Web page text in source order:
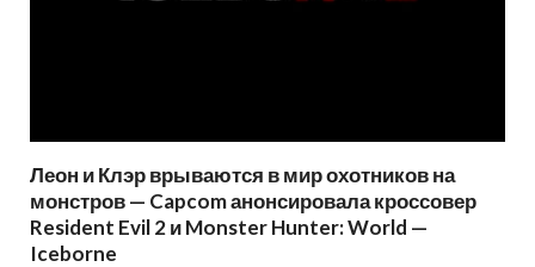
Леон и Клэр врываются в мир охотников на
монстров — Capcom анонсировала кроссовер
Resident Evil 2 и Monster Hunter: World —
Iceborne